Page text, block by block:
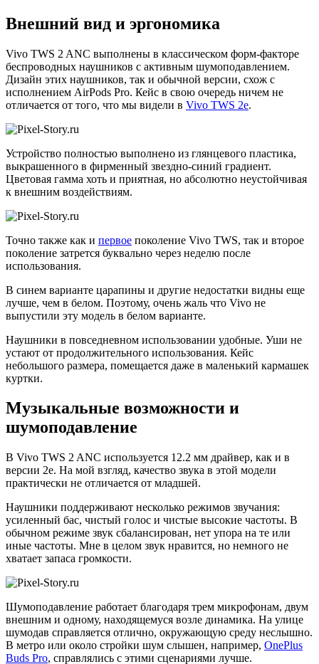
Внешний вид и эргономика
Vivo TWS 2 ANC выполнены в классическом форм-факторе
беспроводных наушников с активным шумоподавлением.
Дизайн этих наушников, так и обычной версии, схож с
исполнением AirPods Pro. Кейс в свою очередь ничем не
отличается от того, что мы видели в Vivo TWS 2e.
Устройство полностью выполнено из глянцевого пластика,
выкрашенного в фирменный звездно-синий градиент.
Цветовая гамма хоть и приятная, но абсолютно неустойчивая
к внешним воздействиям.
Точно также как и первое поколение Vivo TWS, так и второе
поколение затрется буквально через неделю после
использования.
В синем варианте царапины и другие недостатки видны еще
лучше, чем в белом. Поэтому, очень жаль что Vivo не
выпустили эту модель в белом варианте.
Наушники в повседневном использовании удобные. Уши не
устают от продолжительного использования. Кейс
небольшого размера, помещается даже в маленький кармашек
куртки.
Музыкальные возможности и
шумоподавление
В Vivo TWS 2 ANC используется 12.2 мм драйвер, как и в
версии 2e. На мой взгляд, качество звука в этой модели
практически не отличается от младшей.
Наушники поддерживают несколько режимов звучания:
усиленный бас, чистый голос и чистые высокие частоты. В
обычном режиме звук сбалансирован, нет упора на те или
иные частоты. Мне в целом звук нравится, но немного не
хватает запаса громкости.
Шумоподавление работает благодаря трем микрофонам, двум
внешним и одному, находящемуся возле динамика. На улице
шумодав справляется отлично, окружающую среду неслышно.
В метро или около стройки шум слышен, например, OnePlus
Buds Pro, справлялись с этими сценариями лучше.